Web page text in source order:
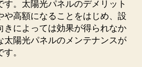
す。太陽光パネルのデメリット
や高額になることをはじめ、設
きによっては効果が得られなか
太陽光パネルのメンテナンスが
。